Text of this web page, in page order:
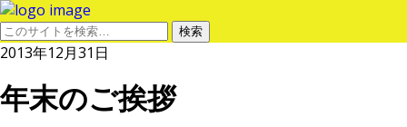
2013年12月31日
年末のご挨拶